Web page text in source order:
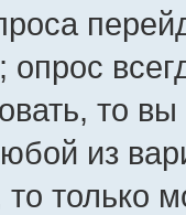
то
из
то только